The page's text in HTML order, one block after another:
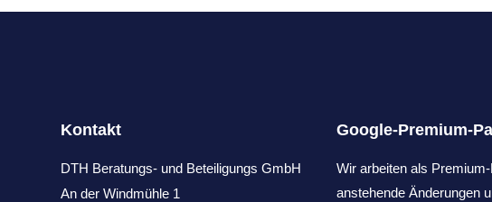
Kontakt
DTH Beratungs- und Beteiligungs GmbH
An der Windmühle 1
Google-Premium-
Wir arbeiten als
anstehende Änderungen